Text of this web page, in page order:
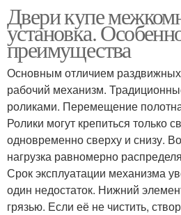
Двери купе
установка.
преимущества
Основным отличием раздвижных
рабочий механизм.
роликами. Перемещение
Ролики могут крепиться только
одновременно сверху и снизу.
нагрузка равномерно
Срок эксплуатации механизма
один недостаток. Нижний
грязью. Если её не чистить,